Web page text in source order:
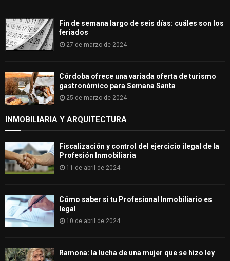
Fin de semana largo de seis días: cuáles son los
feriados
27 de marzo de 2024
Córdoba ofrece una variada oferta de turismo
gastronómico para Semana Santa
25 de marzo de 2024
INMOBILIARIA Y ARQUITECTURA
Fiscalización y control del ejercicio ilegal de la
Profesión Inmobiliaria
11 de abril de 2024
Cómo saber si tu Profesional Inmobiliario es
legal
10 de abril de 2024
Ramona: la lucha de una mujer que se hizo ley